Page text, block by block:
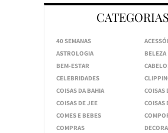
CATEGORIAS
40 SEMANAS
ASTROLOGIA
BELEZA
BEM-ESTAR
CELEBRIDADES
COISAS DA BAHIA
COISAS
COISAS DE JEE
COISAS
COMES E BEBES
COMPRAS